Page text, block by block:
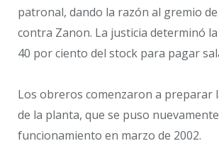
patronal, dando la razón al gremio
contra Zanon. La justicia determinó
40 por ciento del stock para pagar
Los obreros comenzaron a preparar
de la planta, que se puso
funcionamiento en marzo de 2002.